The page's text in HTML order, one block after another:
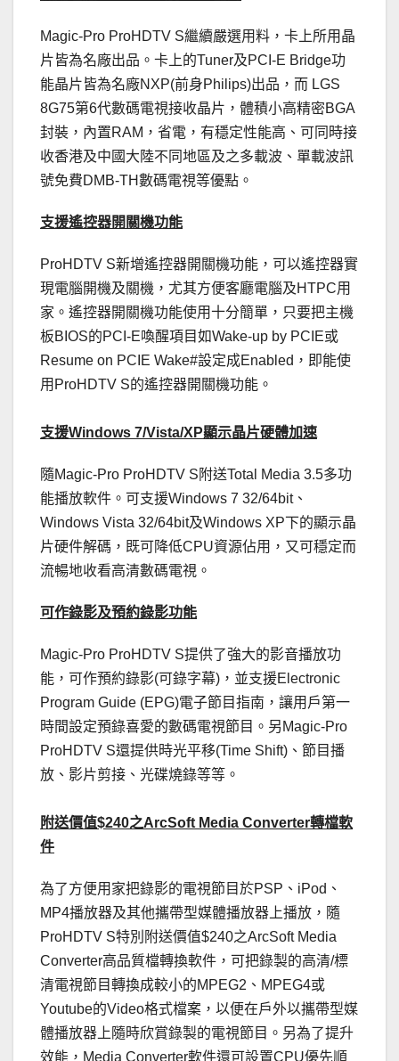
Magic-Pro ProHDTV S繼續嚴選用料，卡上所用晶
片皆為名廠出品。卡上的Tuner及PCI-E Bridge功
能晶片皆為名廠NXP(前身Philips)出品，而 LGS
8G75第6代數碼電視接收晶片，體積小高精密BGA
封裝，內置RAM，省電，有穩定性能高、可同時接
收香港及中國大陸不同地區及之多載波、單載波訊
號免費DMB-TH數碼電視等優點。
支援遙控器開關機功能
ProHDTV S新增遙控器開關機功能，可以遙控器實
現電腦開機及關機，尤其方便客廳電腦及HTPC用
家。遙控器開關機功能使用十分簡單，只要把主機
板BIOS的PCI-E喚醒項目如Wake-up by PCIE或
Resume on PCIE Wake#設定成Enabled，即能使
用ProHDTV S的遙控器開關機功能。
支援Windows 7/Vista/XP顯示晶片硬體加速
隨Magic-Pro ProHDTV S附送Total Media 3.5多功
能播放軟件。可支援Windows 7 32/64bit、
Windows Vista 32/64bit及Windows XP下的顯示晶
片硬件解碼，既可降低CPU資源佔用，又可穩定而
流暢地收看高清數碼電視。
可作錄影及預約錄影功能
Magic-Pro ProHDTV S提供了強大的影音播放功
能，可作預約錄影(可錄字幕)，並支援Electronic
Program Guide (EPG)電子節目指南，讓用戶第一
時間設定預錄喜愛的數碼電視節目。另Magic-Pro
ProHDTV S還提供時光平移(Time Shift)、節目播
放、影片剪接、光碟燒錄等等。
附送價值$240之ArcSoft Media Converter轉檔軟
件
為了方便用家把錄影的電視節目於PSP、iPod、
MP4播放器及其他攜帶型媒體播放器上播放，隨
ProHDTV S特別附送價值$240之ArcSoft Media
Converter高品質檔轉換軟件，可把錄製的高清/標
清電視節目轉換成較小的MPEG2、MPEG4或
Youtube的Video格式檔案，以便在戶外以攜帶型媒
體播放器上隨時欣賞錄製的電視節目。另為了提升
效能，Media Converter軟件還可設置CPU優先順